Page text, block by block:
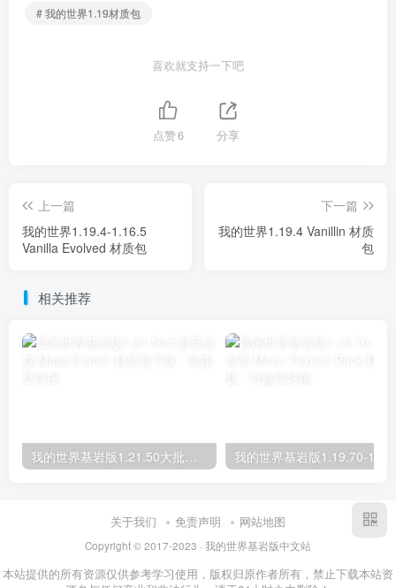
# 我的世界1.19材质包
喜欢就支持一下吧
点赞6 分享
上一篇
我的世界1.19.4-1.16.5
Vanilla Evolved 材质包
下一篇
我的世界1.19.4 Vanillin 材质
包
相关推荐
我的世界基岩版1.21.50大批量合成 Mass Crafter 材质包下载
关于我们 免责声明 网站地图
Copyright © 2017-2023 · 我的世界基岩版中文站
本站提供的所有资源仅供参考学习使用，版权归原作者所有，禁止下载本站资